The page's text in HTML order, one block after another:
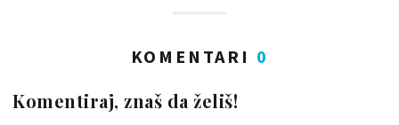
KOMENTARI 0
Komentiraj, znaš da želiš!